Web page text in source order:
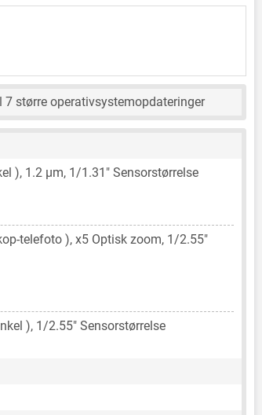
7 større operativsystemopdateringer
), 1.2 μm, 1/1.31" Sensorstørrelse
telefoto ), x5 Optisk zoom, 1/2.55"
), 1/2.55" Sensorstørrelse